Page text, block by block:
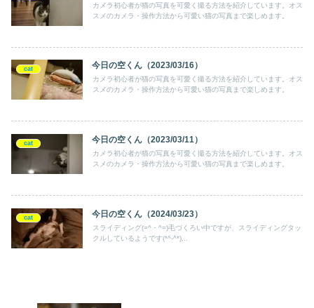
カメラ初心者が猫の写真を可愛く撮る方法を紹介しています。オス
スメのカメラ・操作方法から可愛い猫の写真まで楽しめます。
cat 今日の空くん（2023/03/16）
カメラ初心者が猫の写真を可愛く撮る方法を紹介しています。オス
スメのカメラ・操作方法から可愛い猫の写真まで楽しめます。
cat 今日の空くん（2023/03/11）
カメラ初心者が猫の写真を可愛く撮る方法を紹介しています。オス
スメのカメラ・操作方法から可愛い猫の写真まで楽しめます。
cat 今日の空くん（2024/03/23）
スライディング(=^・^=)毛づくろい中ですが、スライディングタッ
クルしているようです(*^-^*)...